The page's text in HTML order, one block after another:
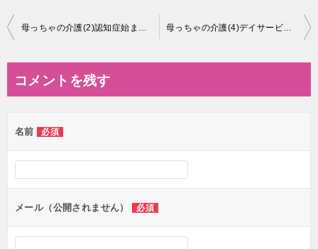
投
ビ
ー
シ
ン
母っちゃの介護(2)認知症始まる。。 母っちゃの介護(4)デイサービスに通い始める
コメントを残す
名前 必須
メール（公開されません） 必須